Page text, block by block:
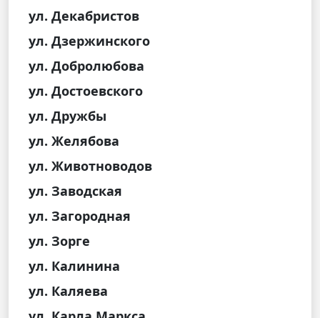
ул. Декабристов
ул. Дзержинского
ул. Добролюбова
ул. Достоевского
ул. Дружбы
ул. Желябова
ул. Животноводов
ул. Заводская
ул. Загородная
ул. Зорге
ул. Калинина
ул. Каляева